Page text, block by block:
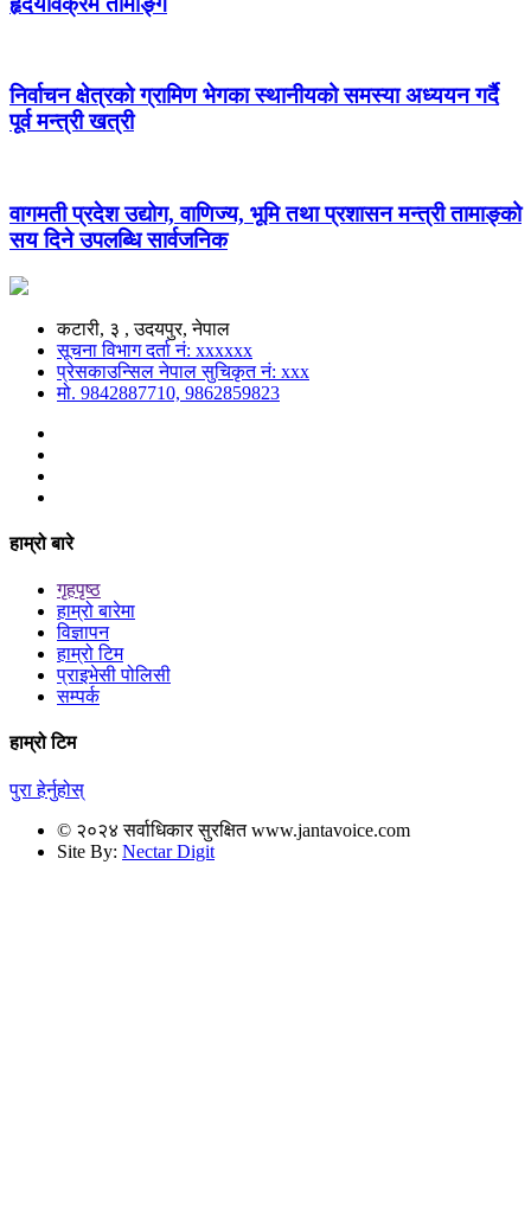
निर्वाचन क्षेत्रको ग्रामिण भेगका स्थानीयको समस्या अध्ययन गर्दै
पूर्व मन्त्री खत्री
वागमती प्रदेश उद्योग, वाणिज्य, भूमि तथा प्रशासन मन्त्री तामाङ्को
सय दिने उपलब्धि सार्वजनिक
कटारी, ३ , उदयपुर, नेपाल
सूचना विभाग दर्ता नं: xxxxxx
प्रेसकाउन्सिल नेपाल सुचिकृत नं: xxx
मो. 9842887710, 9862859823
हाम्रो बारे
गृहपृष्ठ
हाम्रो बारेमा
विज्ञापन
हाम्रो टिम
प्राइभेसी पोलिसी
सम्पर्क
हाम्रो टिम
पुरा हेर्नुहोस्
© २०२४ सर्वाधिकार सुरक्षित www.jantavoice.com
Site By: Nectar Digit